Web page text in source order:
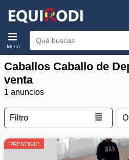
Menú
Caballos Caballo de
venta
1 anuncios
Filtro ≣
PRESTIGIO